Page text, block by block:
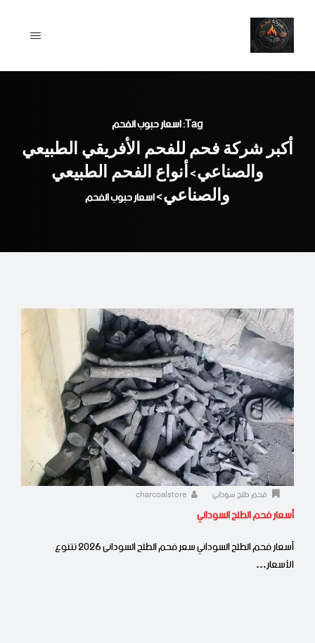
content
Tag: اسعار حبوب الفحم
أكبر شركة فحم للفحم الأفريقي الطبيعي
والصناعي>أنواع الفحم الطبيعي
والصناعي>اسعار حبوب الفحم
فحم طلح سوداني
أسعار فحم الطلح السوداني
أسعار فحم الطلح السوداني سعر فحم الطلح السودانى 2026 تتنوع
الأسعار…